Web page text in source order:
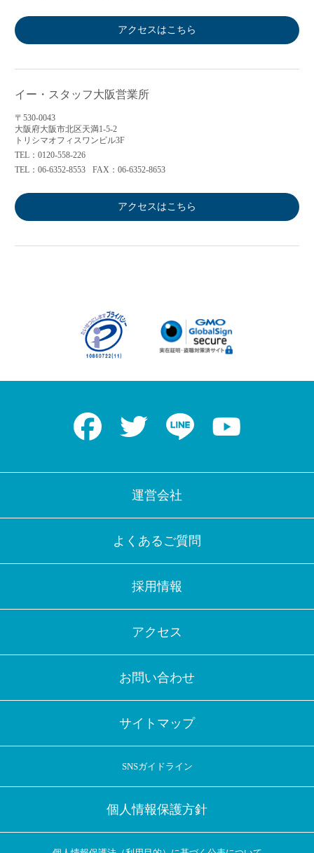
アクセスはこちら
イー・スタッフ大阪営業所
〒530-0043
大阪府大阪市北区天満1-5-2
トリシマオフィスワンビル3F
TEL：0120-558-226
TEL：06-6352-8553
FAX：06-6352-8653
アクセスはこちら
Facebook Twitter LINE
運営会社
よくあるご質問
採用情報
アクセス
お問い合わせ
サイトマップ
SNSガイドライン
個人情報保護方針